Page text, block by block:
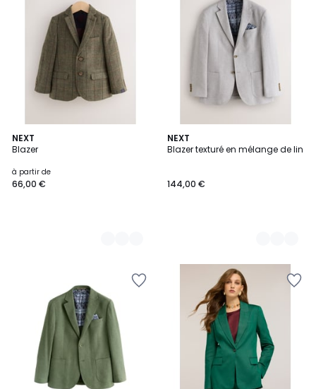
NEXT
Blazer
à partir de
66,00 €
2
Couleurs
NEXT
Blazer texturé en mélange de lin
144,00 €
6
Couleurs